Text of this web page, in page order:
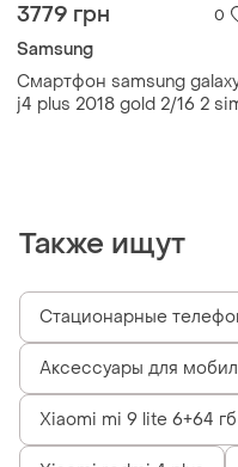
3779 грн 0
Samsung
Смартфон samsung
j4 plus 2018 gold 2/16 2
Также ищут
Стационарные
Аксессуары для
Xiaomi mi 9 lite 6+64 гб